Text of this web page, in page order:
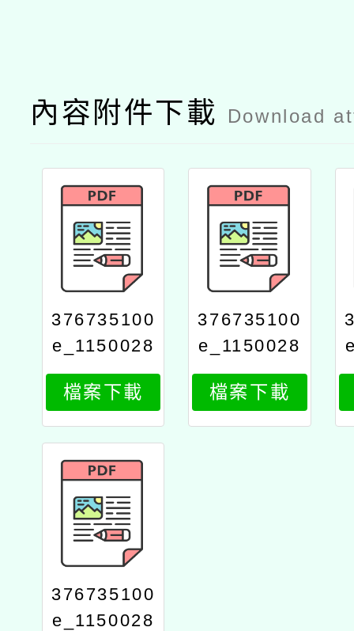
內容附件下載 Download
376735100
e_1150028
222_attach
4
檔案下載
376735100
e_1150028
222_attach
3
檔案下載
376735100
e_1150028